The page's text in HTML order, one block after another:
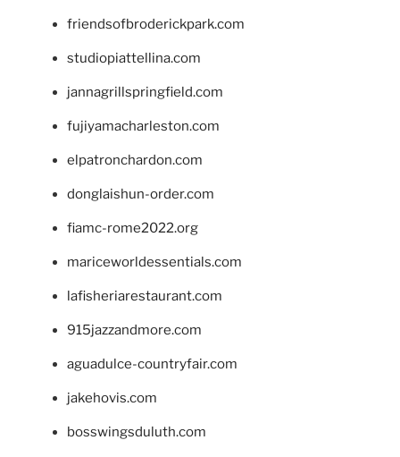
friendsofbroderickpark.com
studiopiattellina.com
jannagrillspringfield.com
fujiyamacharleston.com
elpatronchardon.com
donglaishun-order.com
fiamc-rome2022.org
mariceworldessentials.com
lafisheriarestaurant.com
915jazzandmore.com
aguadulce-countryfair.com
jakehovis.com
bosswingsduluth.com